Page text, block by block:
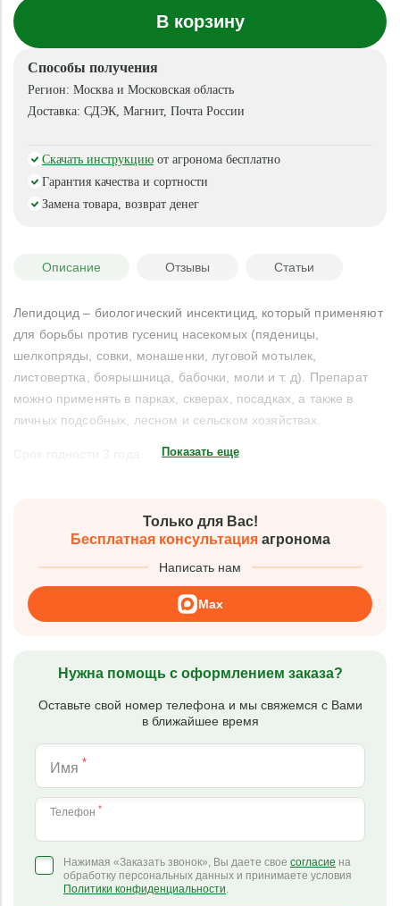
В корзину
Способы получения
Регион: Москва и Московская область
Доставка: СДЭК, Магнит, Почта России
Скачать инструкцию от агронома бесплатно
Гарантия качества и сортности
Замена товара, возврат денег
Описание Отзывы Статьи
Лепидоцид – биологический инсектицид, который применяют
для борьбы против гусениц насекомых (пяденицы,
шелкопряды, совки, монашенки, луговой мотылек,
листовертка, боярышница, бабочки, моли и т. д). Препарат
можно применять в парках, скверах, посадках, а также в
личных подсобных, лесном и сельском хозяйствах.
Показать еще
Только для Вас!
Бесплатная консультацияагронома
Написать нам
Max
Нужна помощь с оформлением заказа?
Оставьте свой номер телефона и мы свяжемся с Вами
в ближайшее время
Имя *
Телефон *
Нажимая «Заказать звонок», Вы даете свое согласие на
обработку персональных данных и принимаете условия
Политики конфиденциальности.